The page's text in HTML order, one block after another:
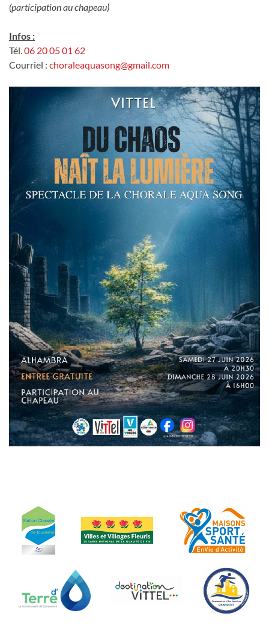
(participation au chapeau)
Infos :
Tél. 06 20 05 01 62
Courriel : choraleaquasong@gmail.com